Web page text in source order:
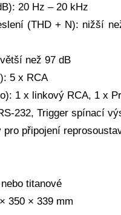
20 Hz – 20 kHz
(THD + N): nižší
než 97 dB
5 x RCA
1 x linkový RCA, 1 x
232, Trigger spínací
pro připojení
titanové
350 × 339 mm